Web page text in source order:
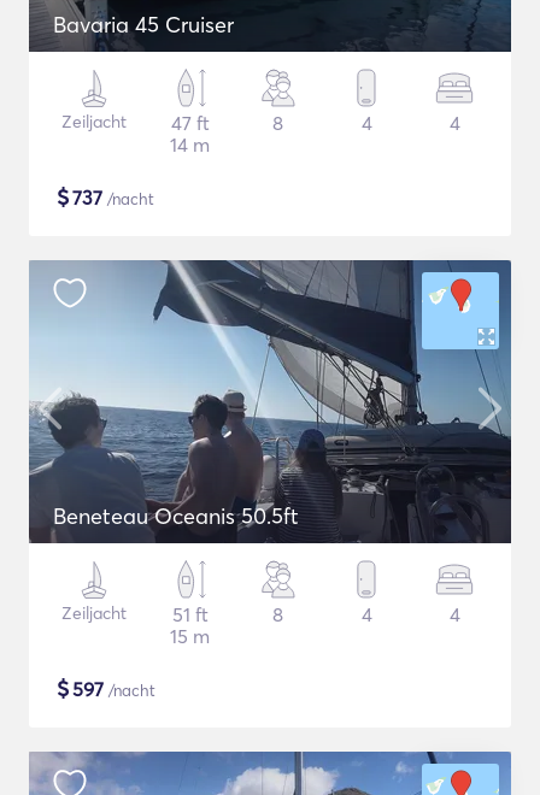
Bavaria 45 Cruiser
Zeiljacht
47 ft
14 m
8 4 4
$737 /nacht
Beneteau Oceanis 50.5ft
Zeiljacht
51 ft
15 m
8 4 4
$597 /nacht